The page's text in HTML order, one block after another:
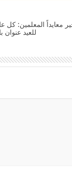
معايداً المعلمين: كل
للعيد عنوان